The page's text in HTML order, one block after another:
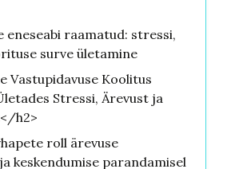
eneseabi raamatud: stressi,
surve ületamine
Vastupidavuse Koolitus
Stressi, Ärevust ja
h2>
roll ärevuse
keskendumise parandamisel